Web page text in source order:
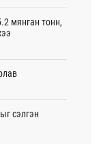
мянган тонн,
сэлгэн